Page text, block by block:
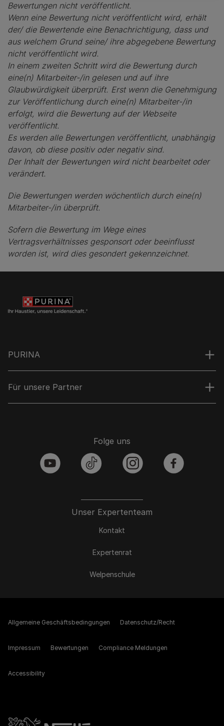
Bewertungen nicht veröffentlicht.
Wenn eine Bewertung nicht veröffentlicht wird, erhält
der/ die Bewertende eine Benachrichtigung, dass und
aus welchem Grund seine/ ihre abgegebene Bewertung
nicht veröffentlicht wird.
In einem zweiten Schritt wird die Bewertung durch
eine(n) Mitarbeiter-/in gelesen und auf ihre
Glaubwürdigkeit überprüft. Erst wenn die Genehmigung
zur Veröffentlichung durch eine(n) Mitarbeiter-/in
erfolgt, wird die Bewertung auf der Webseite
veröffentlicht.
Es werden alle Bewertungen veröffentlicht, unabhängig
davon, ob diese positiv oder negativ sind.
Der Inhalt der Bewertungen wird nicht bearbeitet oder
verändert.
Die Bewertungen werden wöchentlich durch eine(n)
Mitarbeiter-/in überprüft.
Sofern die Bewertung im Wege eines
Vertragsverhältnisses gesponsort oder beeinflusst
worden ist, wird dies gesondert gekennzeichnet.
PURINA
Für unsere Partner
Unser Expertenteam
Kontakt
Expertenrat
Welpenschule
Folge uns
youtube tiktok instagram facebook
Allgemeine Geschäftsbedingungen Datenschutz/Recht
Impressum Bewertungen Compliance Meldungen
Accessibility